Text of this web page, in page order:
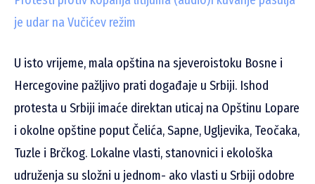
je udar na Vučićev režim
U isto vrijeme, mala opština na sjeveroistoku Bosne i
Hercegovine pažljivo prati događaje u Srbiji. Ishod
protesta u Srbiji imaće direktan uticaj na Opštinu Lopare
i okolne opštine poput Čelića, Sapne, Ugljevika, Teočaka,
Tuzle i Brčkog. Lokalne vlasti, stanovnici i ekološka
udruženja su složni u jednom- ako vlasti u Srbiji odobre